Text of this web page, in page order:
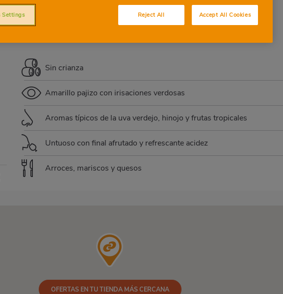
VERDEJO
Sin crianza
Amarillo pajizo con irisaciones verdosas
Aromas típicos de la uva verdejo, hinojo y frutas tropicales
Untuoso con final afrutado y refrescante acidez
Arroces, mariscos y quesos
OFERTAS EN TU TIENDA MÁS CERCANA
Reject All Accept All Cookies
Settings